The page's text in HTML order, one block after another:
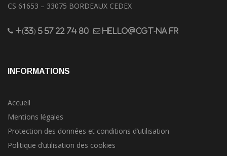
CS 61653 – 33075 BORDEAUX CEDEX
+(33) 5 57 22 74 80 hello@cgt-na.fr
INFORMATIONS
Accueil
Mentions légales
Protection des données et conditions d’utilisation
Politique d’utilisation des cookies